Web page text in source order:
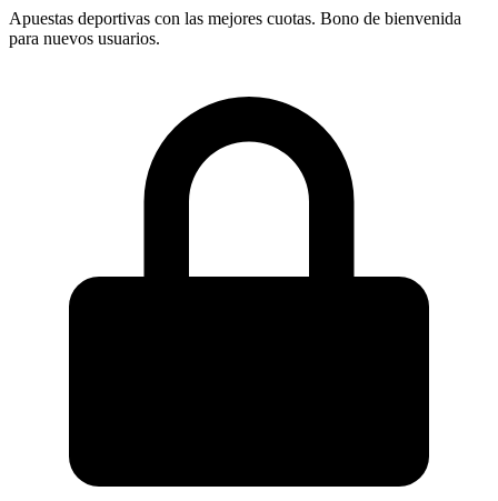
Apuestas deportivas con las mejores cuotas. Bono de bienvenida
para nuevos usuarios.